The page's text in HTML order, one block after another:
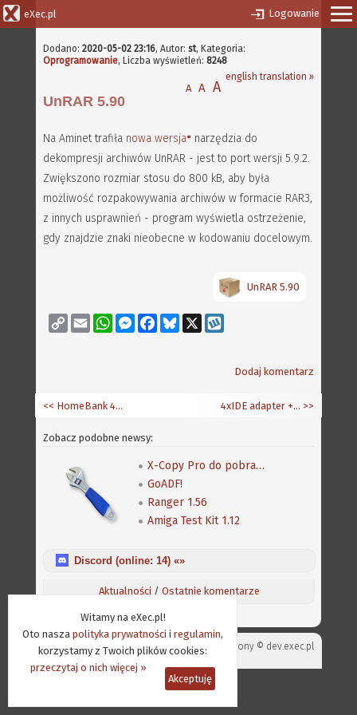
Witamy na eXec.pl!
Oto nasza polityka prywatności i regulamin,
korzystamy z Twoich plików cookies:
przeczytaj o nich więcej »
Akceptuję
eXec.pl Logowanie
Dodano: 2020-05-02 23:16, Autor: st, Kategoria:
Oprogramowanie, Liczba wyświetleń: 8248
english translation »
A A A
UnRAR 5.90
Na Aminet trafiła nowa wersja
narzędzia do
dekompresji archiwów UnRAR - jest to port wersji 5.9.2.
Zwiększono rozmiar stosu do 800 kB, aby była
możliwość rozpakowywania archiwów w formacie RAR3,
z innych usprawnień - program wyświetla ostrzeżenie,
gdy znajdzie znaki nieobecne w kodowaniu docelowym.
UnRAR 5.90
Copy
Link
Email WhatsAppMessenger
FacebookBluesky
Dodaj komentarz
4xIDE adapter + FastIDE dla A600/1200 >>
<< HomeBank 4.6.3
Zobacz podobne newsy:
X-Copy Pro do pobrania także z Amiga Future
GoADF!
Ranger 1.56
Amiga Test Kit 1.12
Discord (online: 14) «»
Aktualności / Ostatnie komentarze
Projekt strony © dev.exec.pl